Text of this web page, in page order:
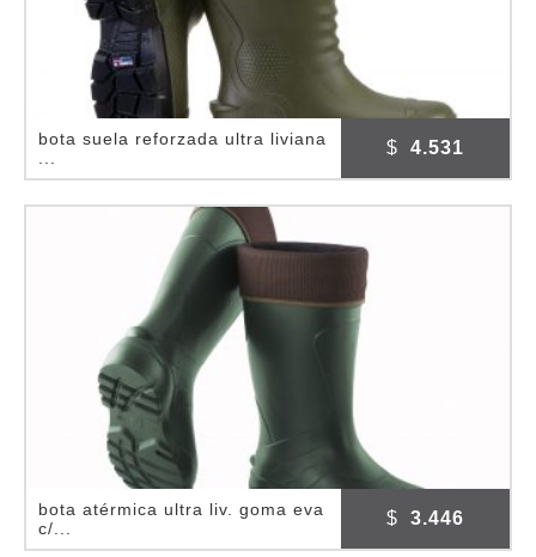
bota suela reforzada ultra liviana
$ 4.531
bota atérmica ultra liv. goma eva
c/...
$ 3.446